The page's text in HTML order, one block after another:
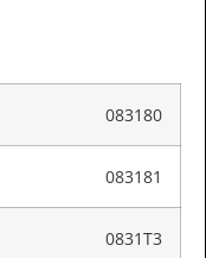
083180
083181
0831T3